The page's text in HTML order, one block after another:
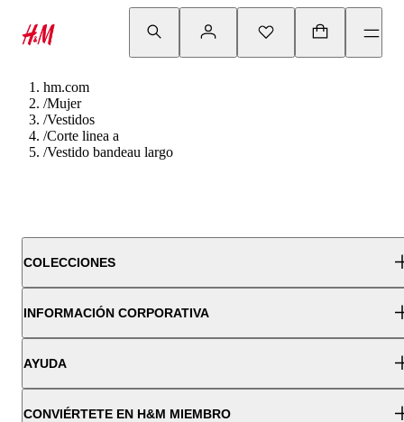
hm.com
/Mujer
/Vestidos
/Corte linea a
/Vestido bandeau largo
COLECCIONES
INFORMACIÓN CORPORATIVA
AYUDA
CONVIÉRTETE EN H&M MIEMBRO